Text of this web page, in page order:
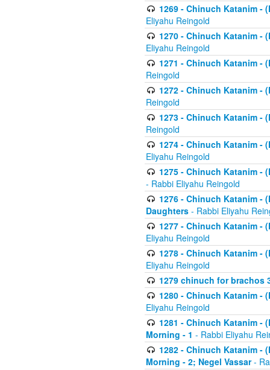
1269 - Chinuch Katanim -
Eliyahu Reingold
1270 - Chinuch Katanim -
Eliyahu Reingold
1271 - Chinuch Katanim -
Reingold
1272 - Chinuch Katanim -
Reingold
1273 - Chinuch Katanim -
Reingold
1274 - Chinuch Katanim -
Eliyahu Reingold
1275 - Chinuch Katanim -
- Rabbi Eliyahu Reingold
1276 - Chinuch Katanim -
Daughters - Rabbi Eliyahu
1277 - Chinuch Katanim -
Eliyahu Reingold
1278 - Chinuch Katanim -
Eliyahu Reingold
1279 chinuch for brachos
1280 - Chinuch Katanim -
Eliyahu Reingold
1281 - Chinuch Katanim -
Morning - 1 - Rabbi Eliyahu
1282 - Chinuch Katanim -
Morning - 2; Negel Vassar-